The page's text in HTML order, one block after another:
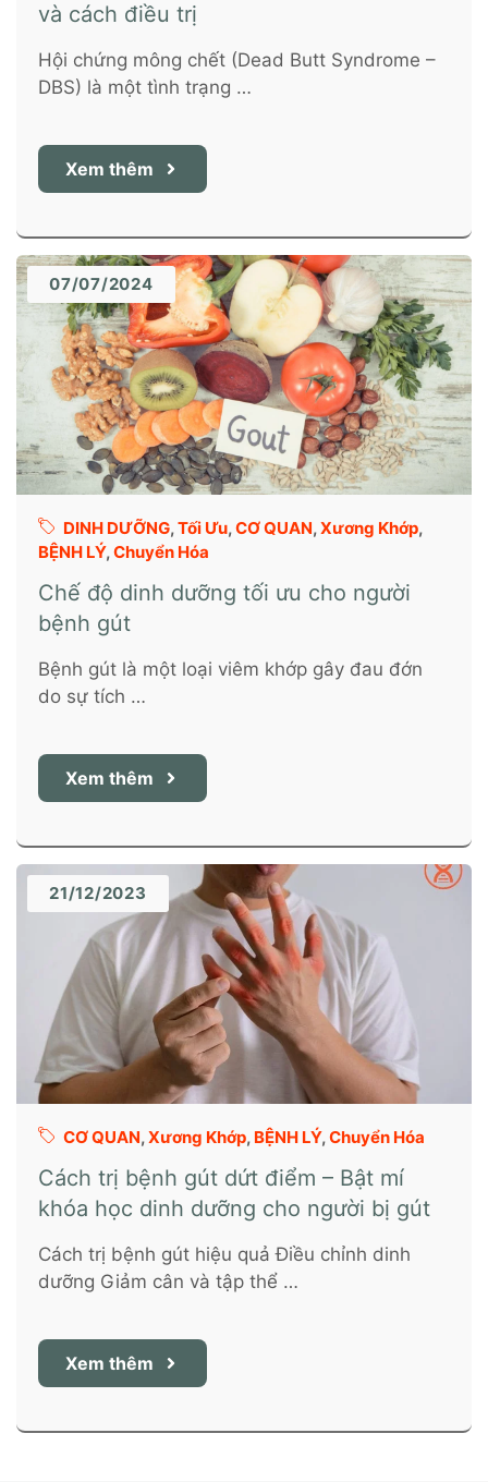
và cách điều trị
Hội chứng mông chết (Dead Butt Syndrome –
DBS) là một tình trạng …
Xem thêm
07/07/2024
DINH DƯỠNG,Tối Ưu,CƠ QUAN,Xương Khớp,
BỆNH LÝ,Chuyển Hóa
Chế độ dinh dưỡng tối ưu cho người
bệnh gút
Bệnh gút là một loại viêm khớp gây đau đớn
do sự tích …
Xem thêm
21/12/2023
CƠ QUAN,Xương Khớp, BỆNH LÝ,Chuyển Hóa
Cách trị bệnh gút dứt điểm – Bật mí
khóa học dinh dưỡng cho người bị gút
Cách trị bệnh gút hiệu quả Điều chỉnh dinh
dưỡng Giảm cân và tập thể …
Xem thêm